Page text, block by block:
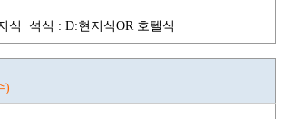
석식 : D:현지식OR 호텔식
)